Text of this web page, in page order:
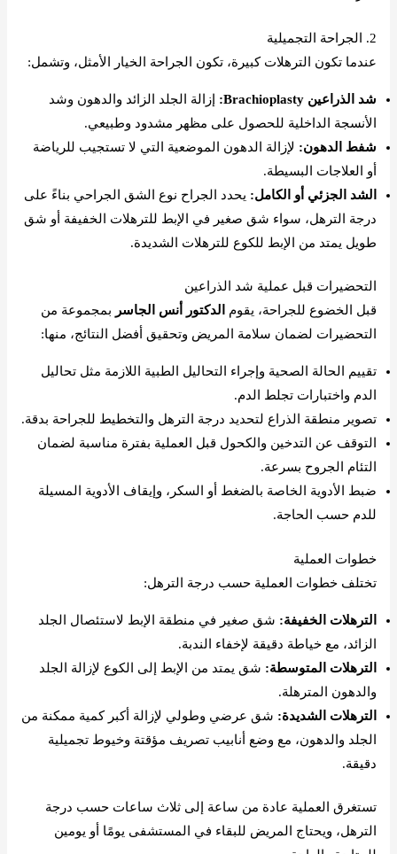
2. الجراحة التجميلية
عندما تكون الترهلات كبيرة، تكون الجراحة الخيار الأمثل، وتشمل:
شد الذراعين Brachioplasty:
إزالة الجلد الزائد والدهون وشد
الأنسجة الداخلية للحصول على مظهر مشدود وطبيعي.
شفط الدهون: لإزالة الدهون الموضعية التي لا تستجيب للرياضة
أو العلاجات البسيطة.
الشد الجزئي أو الكامل: يحدد الجراح نوع الشق الجراحي بناءً على
درجة الترهل، سواء شق صغير في الإبط للترهلات الخفيفة أو شق
طويل يمتد من الإبط للكوع للترهلات الشديدة.
التحضيرات قبل عملية شد الذراعين
قبل الخضوع للجراحة، يقوم
الدكتور أنس الجاسر بمجموعة من
التحضيرات لضمان سلامة المريض وتحقيق أفضل النتائج، منها:
تقييم الحالة الصحية وإجراء التحاليل الطبية اللازمة مثل تحاليل
الدم واختبارات تجلط الدم.
تصوير منطقة الذراع لتحديد درجة الترهل والتخطيط للجراحة بدقة.
التوقف عن التدخين والكحول قبل العملية بفترة مناسبة لضمان
التئام الجروح بسرعة.
ضبط الأدوية الخاصة بالضغط أو السكر، وإيقاف الأدوية المسيلة
للدم حسب الحاجة.
خطوات العملية
تختلف خطوات العملية حسب درجة الترهل:
الترهلات الخفيفة: شق صغير في منطقة الإبط لاستئصال الجلد
الزائد، مع خياطة دقيقة لإخفاء الندبة.
الترهلات المتوسطة: شق يمتد من الإبط إلى الكوع لإزالة الجلد
والدهون المترهلة.
الترهلات الشديدة: شق عرضي وطولي لإزالة أكبر كمية ممكنة من
الجلد والدهون، مع وضع أنابيب تصريف مؤقتة وخيوط تجميلية
دقيقة.
تستغرق العملية عادة من ساعة إلى ثلاث ساعات حسب درجة
الترهل، ويحتاج المريض للبقاء في المستشفى يومًا أو يومين